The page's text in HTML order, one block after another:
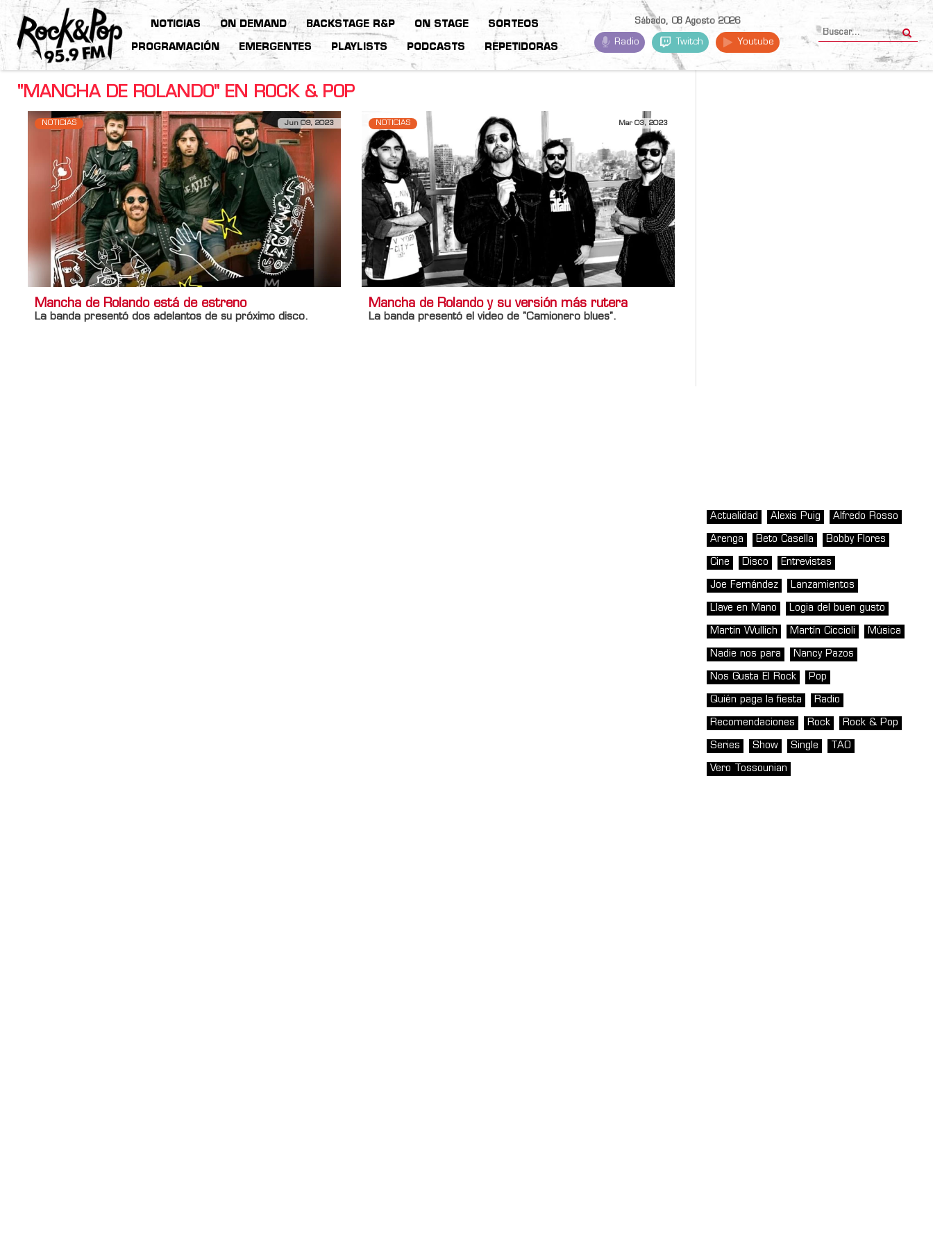
NOTICIAS ON DEMAND BACKSTAGE R&P ON STAGE SORTEOS
PROGRAMACIÓN EMERGENTES PLAYLISTS PODCASTS REPETIDORAS
Sábado, 08 Agosto 2026
Radio Twitch Youtube
"MANCHA DE ROLANDO" EN ROCK & POP
NOTICIAS Jun 09, 2023
Mancha de Rolando está de estreno
La banda presentó dos adelantos de su próximo disco.
NOTICIAS Mar 03, 2023
Mancha de Rolando y su versión más rutera
La banda presentó el video de "Camionero blues".
Actualidad Alexis Puig Alfredo Rosso
Arenga Beto Casella Bobby Flores
Cine Disco Entrevistas
Joe Fernández Lanzamientos
Llave en Mano Logia del buen gusto
Martin Wullich Martín Ciccioli Música
Nadie nos para Nancy Pazos
Nos Gusta El Rock Pop
Quién paga la fiesta Radio
Recomendaciones Rock Rock & Pop
Series Show Single TAO
Vero Tossounian